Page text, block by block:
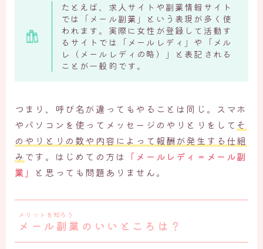
たとえば、求人サイトや副業情報サイト
では「メール副業」という表現が多く使
われます。実際に女性が登録して活動す
るサイトでは「メールレディ」や「メル
レ（メールレディの略）」と表記される
ことが一般的です。
つまり、呼び名が違ってもやることは同じ。スマホ
やパソコンを使ってメッセージのやりとりをして そ
のやりとりの数や内容によって報酬が発生する仕組
み です。はじめての方は 「メールレディ＝メール副
業」
と思っても問題ありません。
メリットを知ろう
メール副業のいいところは？